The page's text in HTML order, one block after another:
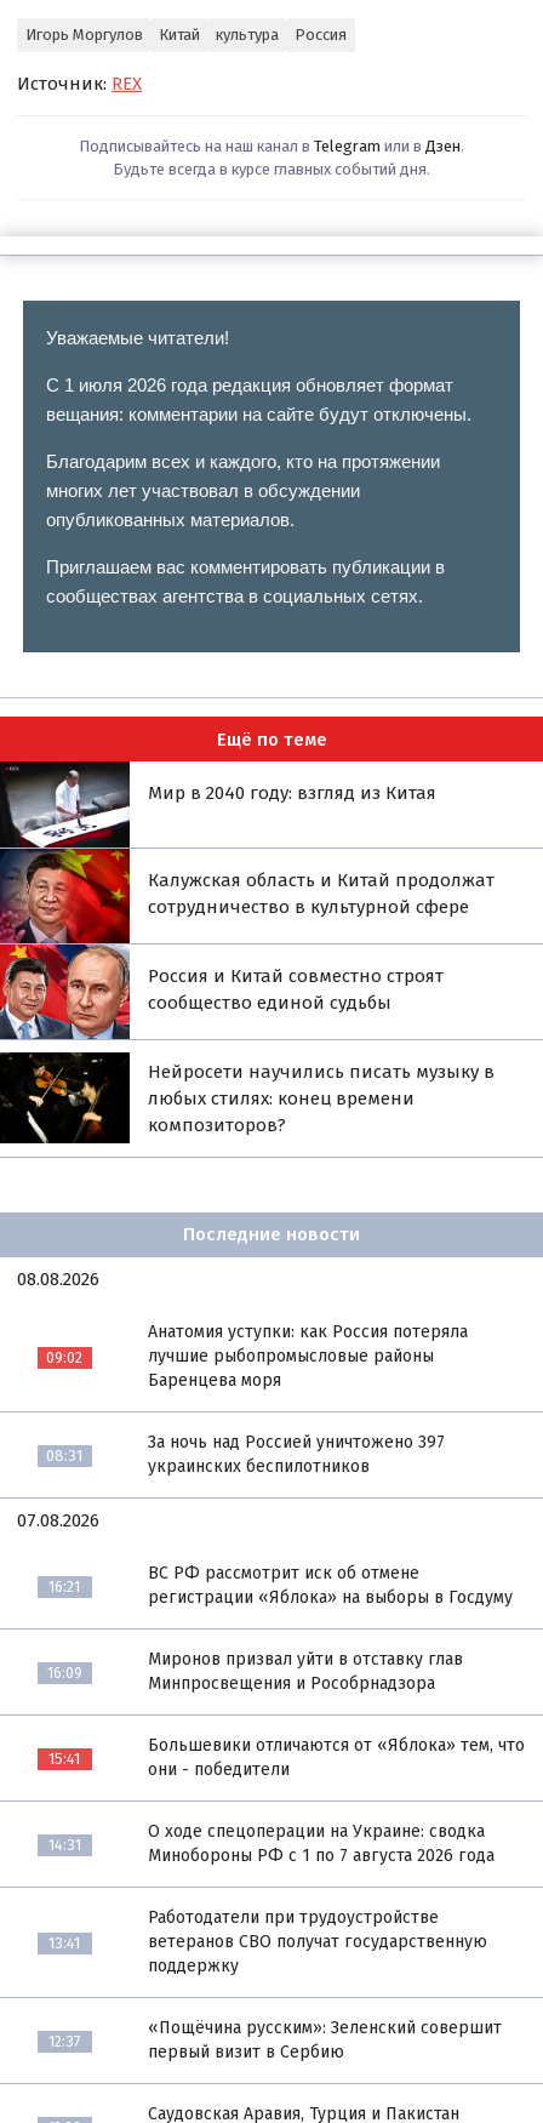
Игорь Моргулов Китай культура Россия
Источник: REX
Подписывайтесь на наш канал в Telegram или в Дзен.
Будьте всегда в курсе главных событий дня.
Уважаемые читатели!
С 1 июля 2026 года редакция обновляет формат
вещания: комментарии на сайте будут отключены.
Благодарим всех и каждого, кто на протяжении
многих лет участвовал в обсуждении
опубликованных материалов.
Приглашаем вас комментировать публикации в
сообществах агентства в социальных сетях.
Ещё по теме
Мир в 2040 году: взгляд из Китая
Калужская область и Китай продолжат
сотрудничество в культурной сфере
Россия и Китай совместно строят
сообщество единой судьбы
Нейросети научились писать музыку в
любых стилях: конец времени
композиторов?
Последние новости
08.08.2026
09:02
Анатомия уступки: как Россия потеряла
лучшие рыбопромысловые районы
Баренцева моря
08:31
За ночь над Россией уничтожено 397
украинских беспилотников
07.08.2026
16:21
ВС РФ рассмотрит иск об отмене
регистрации «Яблока» на выборы в Госдуму
16:09
Миронов призвал уйти в отставку глав
Минпросвещения и Рособрнадзора
15:41
Большевики отличаются от «Яблока» тем, что
они - победители
14:31
О ходе спецоперации на Украине: сводка
Минобороны РФ с 1 по 7 августа 2026 года
13:41
Работодатели при трудоустройстве
ветеранов СВО получат государственную
поддержку
12:37
«Пощёчина русским»: Зеленский совершит
первый визит в Сербию
Саудовская Аравия, Турция и Пакистан